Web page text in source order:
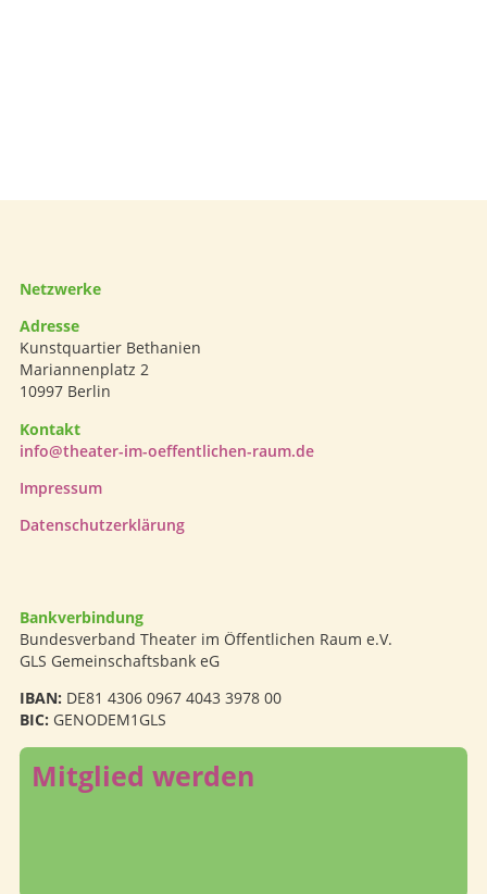
Netzwerke
Adresse
Kunstquartier Bethanien
Mariannenplatz 2
10997 Berlin
Kontakt
info@theater-im-oeffentlichen-raum.de
Impressum
Datenschutzerklärung
Bankverbindung
Bundesverband Theater im Öffentlichen Raum e.V.
GLS Gemeinschaftsbank eG
IBAN: DE81 4306 0967 4043 3978 00
BIC: GENODEM1GLS
Mitglied werden